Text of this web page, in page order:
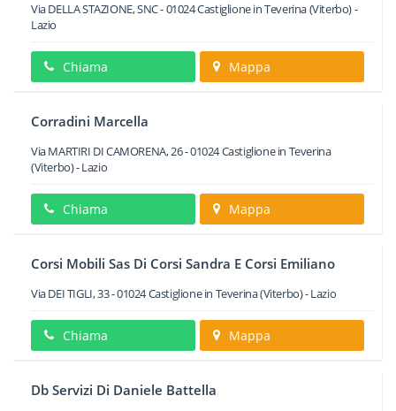
Via DELLA STAZIONE, SNC-01024Castiglione in Teverina(Viterbo) -
Lazio
Chiama Mappa
Corradini Marcella
Via MARTIRI DI CAMORENA, 26-01024Castiglione in Teverina
(Viterbo) -Lazio
Chiama Mappa
Corsi Mobili Sas Di Corsi Sandra E Corsi Emiliano
Via DEI TIGLI, 33-01024Castiglione in Teverina(Viterbo) -Lazio
Chiama Mappa
Db Servizi Di Daniele Battella